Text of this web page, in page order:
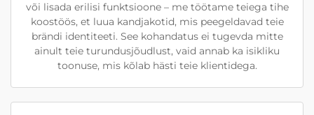
või lisada erilisi funktsioone – me töötame teiega tihe
koostöös, et luua kandjakotid, mis peegeldavad teie
brändi identiteeti. See kohandatus ei tugevda mitte
ainult teie turundusjõudlust, vaid annab ka isikliku
toonuse, mis kõlab hästi teie klientidega.